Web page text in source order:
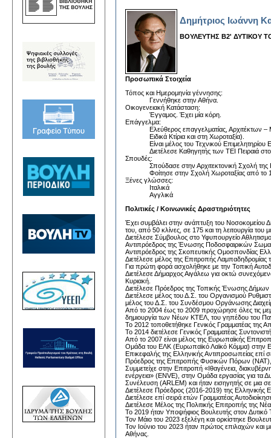
Δημήτριος Ιωάννη
ΒΟΥΛΕΥΤΗΣ Β2' ΔΥΤΙΚΟΥ
Προσωπικά Στοιχεία
Τόπος και Ημερομηνία γέννησης:
Γεννήθηκε στην Αθήνα.
Οικογενειακή Κατάσταση:
Έγγαμος. Έχει μία κόρη.
Επάγγελμα:
Ελεύθερος επαγγελματίας, Αρχιτέκτων –
Ειδικά Κτίρια και στη Χωροταξία).
Είναι μέλος του Τεχνικού
Διετέλεσε Καθηγητής των ΤΕΙ Πειραιά
Σπουδές:
Σπούδασε στην Αρχιτεκτονική Σχολή
Φοίτησε στην Σχολή Χωροταξίας από το
Ξένες γλώσσες:
Ιταλικά
Αγγλικά
Πολιτικές / Κοινωνικές Δραστηριότητες
Έχει συμβάλει στην ανάπτυξη του Νοσοκομείου
του, από 50 κλίνες, σε 175 και τη λειτουργία του
Διετέλεσε Σύμβουλος στο Υφυπουργείο
Αντιπρόεδρος της Ένωσης Ποδοσφαιρικών
Αντιπρόεδρος της Σκοπευτικής Ομοσπονδίας
Διετέλεσε μέλος της Επιτροπής
Για πρώτη φορά ασχολήθηκε με την Τοπική
Διετέλεσε Δήμαρχος Αιγάλεω για οκτώ
Κυριακή.
Διετέλεσε Πρόεδρος της Τοπικής Ένωσης
Διετέλεσε μέλος του Δ.Σ. του Οργανισμού
μέλος του Δ.Σ. του Συνδέσμου Οργάνωσης
Από το 2004 έως το 2009 προχώρησε όλες τις
δημιουργία των Νέων ΚΤΕΛ, του γηπέδου του
Το 2012 τοποθετήθηκε Γενικός Γραμματέας της
Το 2014 διετέλεσε Γενικός Γραμματέας
Από το 2007 είναι μέλος της Ευρωπαϊκής
Ομάδα του ΕΛΚ (Ευρωπαϊκό Λαϊκό Κόμμα) στην
Επικεφαλής της Ελληνικής Αντιπροσωπείας επί
Πρόεδρος της Επιτροπής Φυσικών Πόρων (ΝΑΤ),
Συμμετείχε στην Επιτροπή «Ιθαγένεια,
ενέργεια» (ENVE), στην Ομάδα εργασίας για τα
Συνέλευση (ARLEM) και ήταν εισηγητής σε μια
Διετέλεσε Πρόεδρος (2016-2019) της Ελληνικής
Διετέλεσε επί σειρά ετών Γραμματέας
Διετέλεσε Μέλος της Πολιτικής Επιτροπής της
Το 2019 ήταν Υποψήφιος Βουλευτής στον
Τον Μάιο του 2023 εξελέγη και ορκίστηκε
Τον Ιούνιο του 2023 ήταν πρώτος επιλαχών και
Αθήνας.